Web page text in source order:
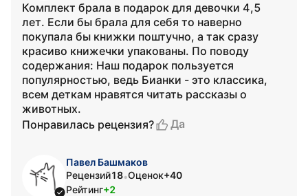
Комплект брала в подарок для девочки 4,5
лет. Если бы брала для себя то наверно
покупала бы книжки поштучно, а так сразу
красиво книжечки упакованы. По поводу
содержания: Наш подарок пользуется
популярностью, ведь Бианки - это классика,
всем деткам нравятся читать рассказы о
животных.
Понравилась рецензия?
Да
Павел Башмаков
Рецензий18•Оценок+40
Рейтинг+2